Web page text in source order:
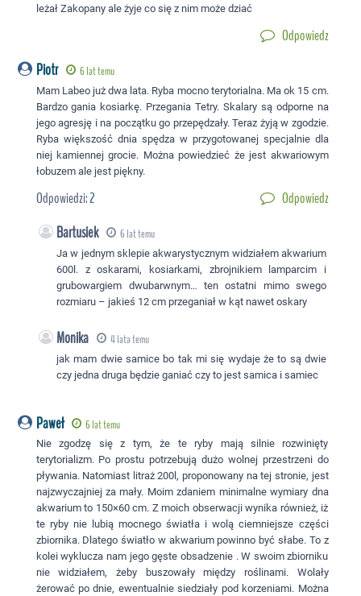
leżał Zakopany ale żyje co się z nim może dziać
Odpowiedz
Piotr 6 lat temu
Mam Labeo już dwa lata. Ryba mocno terytorialna. Ma ok 15 cm.
Bardzo gania kosiarkę. Przegania Tetry. Skalary są odporne na
jego agresję i na początku go przepędzały. Teraz żyją w zgodzie.
Ryba większość dnia spędza w przygotowanej specjalnie dla
niej kamiennej grocie. Można powiedzieć że jest akwariowym
łobuzem ale jest piękny.
Odpowiedzi:2 Odpowiedz
Bartusiek 6 lat temu
Ja w jednym sklepie akwarystycznym widziałem akwarium
600l. z oskarami, kosiarkami, zbrojnikiem lamparcim i
grubowargiem dwubarwnym… ten ostatni mimo swego
rozmiaru – jakieś 12 cm przeganiał w kąt nawet oskary
Monika 4 lata temu
jak mam dwie samice bo tak mi się wydaje że to są dwie
czy jedna druga będzie ganiać czy to jest samica i samiec
Paweł 6 lat temu
Nie zgodzę się z tym, że te ryby mają silnie rozwinięty
terytorializm. Po prostu potrzebują dużo wolnej przestrzeni do
pływania. Natomiast litraż 200l, proponowany na tej stronie, jest
najzwyczajniej za mały. Moim zdaniem minimalne wymiary dna
akwarium to 150×60 cm. Z moich obserwacji wynika również, iż
te ryby nie lubią mocnego światła i wolą ciemniejsze części
zbiornika. Dlatego światło w akwarium powinno być słabe. To z
kolei wyklucza nam jego gęste obsadzenie . W swoim zbiorniku
nie widziałem, żeby buszowały między roślinami. Wolały
żerować po dnie, ewentualnie siedziały pod korzeniami. Można